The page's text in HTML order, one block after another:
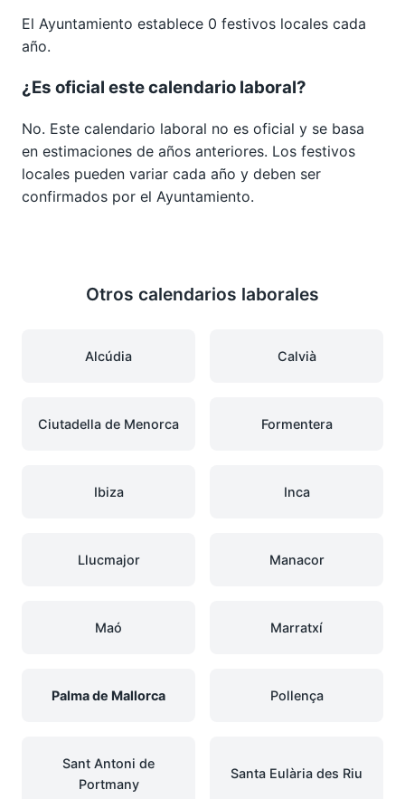
El Ayuntamiento establece 0 festivos locales cada
año.
¿Es oficial este calendario laboral?
No. Este calendario laboral no es oficial y se basa
en estimaciones de años anteriores. Los festivos
locales pueden variar cada año y deben ser
confirmados por el Ayuntamiento.
Otros calendarios laborales
Alcúdia Calvià
Ciutadella de Menorca Formentera
Ibiza Inca
Llucmajor Manacor
Maó Marratxí
Palma de Mallorca Pollença
Sant Antoni de
Portmany
Santa Eulària des Riu